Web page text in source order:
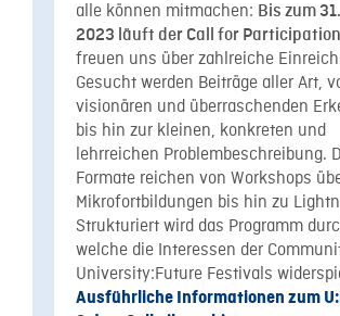
alle können mitmachen: Bis zum
2023 läuft der Call for Participation
freuen uns über zahlreiche
Gesucht werden Beiträge aller Art,
visionären und überraschenden
bis hin zur kleinen, konkreten und
lehrreichen Problembeschreibung.
Formate reichen von Workshops
Mikrofortbildungen bis hin zu
Strukturiert wird das Programm
welche die Interessen der
University:Future Festivals
Ausführliche Informationen zum